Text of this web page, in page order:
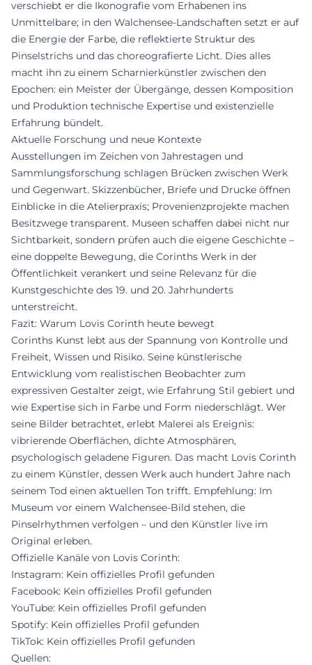
verschiebt er die Ikonografie vom Erhabenen ins
Unmittelbare; in den Walchensee-Landschaften setzt er auf
die Energie der Farbe, die reflektierte Struktur des
Pinselstrichs und das choreografierte Licht. Dies alles
macht ihn zu einem Scharnierkünstler zwischen den
Epochen: ein Meister der Übergänge, dessen Komposition
und Produktion technische Expertise und existenzielle
Erfahrung bündelt.
Aktuelle Forschung und neue Kontexte
Ausstellungen im Zeichen von Jahrestagen und
Sammlungsforschung schlagen Brücken zwischen Werk
und Gegenwart. Skizzenbücher, Briefe und Drucke öffnen
Einblicke in die Atelierpraxis; Provenienzprojekte machen
Besitzwege transparent. Museen schaffen dabei nicht nur
Sichtbarkeit, sondern prüfen auch die eigene Geschichte –
eine doppelte Bewegung, die Corinths Werk in der
Öffentlichkeit verankert und seine Relevanz für die
Kunstgeschichte des 19. und 20. Jahrhunderts
unterstreicht.
Fazit: Warum Lovis Corinth heute bewegt
Corinths Kunst lebt aus der Spannung von Kontrolle und
Freiheit, Wissen und Risiko. Seine künstlerische
Entwicklung vom realistischen Beobachter zum
expressiven Gestalter zeigt, wie Erfahrung Stil gebiert und
wie Expertise sich in Farbe und Form niederschlägt. Wer
seine Bilder betrachtet, erlebt Malerei als Ereignis:
vibrierende Oberflächen, dichte Atmosphären,
psychologisch geladene Figuren. Das macht Lovis Corinth
zu einem Künstler, dessen Werk auch hundert Jahre nach
seinem Tod einen aktuellen Ton trifft. Empfehlung: Im
Museum vor einem Walchensee-Bild stehen, die
Pinselrhythmen verfolgen – und den Künstler live im
Original erleben.
Offizielle Kanäle von Lovis Corinth:
Instagram: Kein offizielles Profil gefunden
Facebook: Kein offizielles Profil gefunden
YouTube: Kein offizielles Profil gefunden
Spotify: Kein offizielles Profil gefunden
TikTok: Kein offizielles Profil gefunden
Quellen: